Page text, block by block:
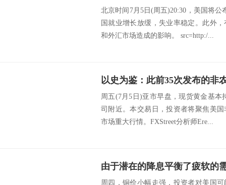
北京时间7月5日(周五)20:30，美国将
国就业增长放缓，失业率稳定。此外
和外汇市场造成的影响。 src=http:/...
周五(7月5日)亚市早盘，现货黄金基本
司附近。本交易日，投资者将聚焦美
市场重大行情。FXStreet分析师Ere...
由于潜在的降息平衡了疲软的
周四，铜价小幅走强，投资者对美国